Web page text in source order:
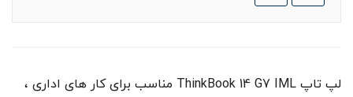
لپ تاپ ThinkBook 14 G7 IML مناسب برای کار های اداری ،